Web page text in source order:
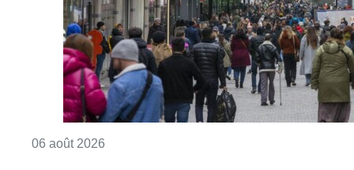
06 août 2026